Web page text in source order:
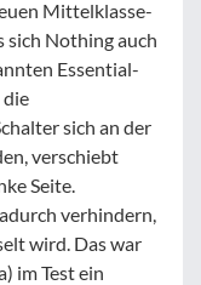
Mittelklasse-
sich Nothing auch
Essential-
die
sich an der
verschiebt
Seite.
verhindern,
wird. Das war
im Test ein